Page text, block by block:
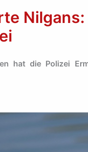
hat die Polizei